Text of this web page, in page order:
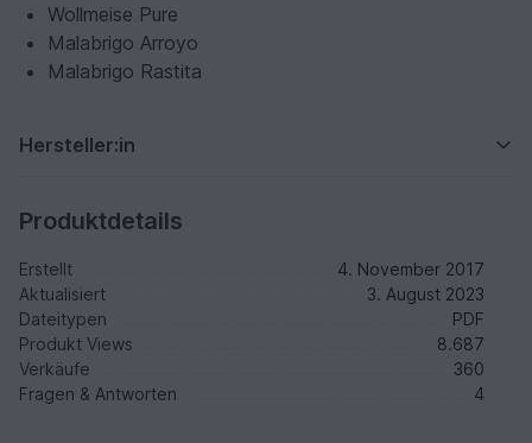
Wollmeise Pure
Malabrigo Arroyo
Malabrigo Rastita
Hersteller:in
Produktdetails
Erstellt
4. November 2017
Aktualisiert
3. August 2023
Dateitypen
PDF
Produkt Views
8.687
Verkäufe
360
Fragen & Antworten
4